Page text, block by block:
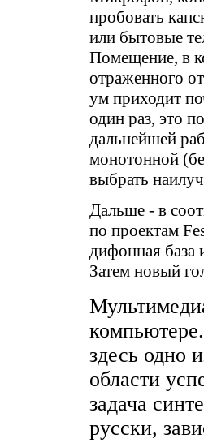
пробовать
или бытовые
Помещение, в
отраженного
ум приходит
один раз, это
дальнейшей
монотонной
выбрать
Дальше - в
по проектам
дифонная база
Затем новый
здесь одно
области
задача
русски,